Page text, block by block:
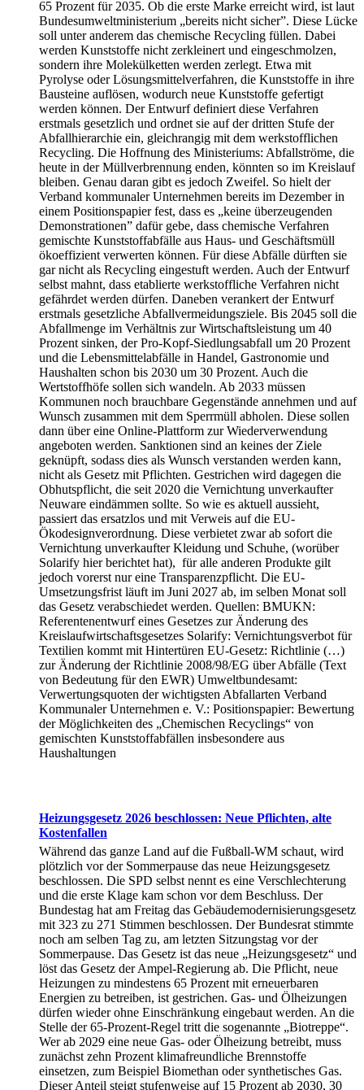
65 Prozent für 2035. Ob die erste Marke erreicht wird, ist laut
Bundesumweltministerium „bereits nicht sicher”. Diese Lücke
soll unter anderem das chemische Recycling füllen. Dabei
werden Kunststoffe nicht zerkleinert und eingeschmolzen,
sondern ihre Molekülketten werden zerlegt. Etwa mit
Pyrolyse oder Lösungsmittelverfahren, die Kunststoffe in ihre
Bausteine auflösen, wodurch neue Kunststoffe gefertigt
werden können. Der Entwurf definiert diese Verfahren
erstmals gesetzlich und ordnet sie auf der dritten Stufe der
Abfallhierarchie ein, gleichrangig mit dem werkstofflichen
Recycling. Die Hoffnung des Ministeriums: Abfallströme, die
heute in der Müllverbrennung enden, könnten so im Kreislauf
bleiben. Genau daran gibt es jedoch Zweifel. So hielt der
Verband kommunaler Unternehmen bereits im Dezember in
einem Positionspapier fest, dass es „keine überzeugenden
Demonstrationen” dafür gebe, dass chemische Verfahren
gemischte Kunststoffabfälle aus Haus- und Geschäftsmüll
ökoeffizient verwerten können. Für diese Abfälle dürften sie
gar nicht als Recycling eingestuft werden. Auch der Entwurf
selbst mahnt, dass etablierte werkstoffliche Verfahren nicht
gefährdet werden dürfen. Daneben verankert der Entwurf
erstmals gesetzliche Abfallvermeidungsziele. Bis 2045 soll die
Abfallmenge im Verhältnis zur Wirtschaftsleistung um 40
Prozent sinken, der Pro-Kopf-Siedlungsabfall um 20 Prozent
und die Lebensmittelabfälle in Handel, Gastronomie und
Haushalten schon bis 2030 um 30 Prozent. Auch die
Wertstoffhöfe sollen sich wandeln. Ab 2033 müssen
Kommunen noch brauchbare Gegenstände annehmen und auf
Wunsch zusammen mit dem Sperrmüll abholen. Diese sollen
dann über eine Online-Plattform zur Wiederverwendung
angeboten werden. Sanktionen sind an keines der Ziele
geknüpft, sodass dies als Wunsch verstanden werden kann,
nicht als Gesetz mit Pflichten. Gestrichen wird dagegen die
Obhutspflicht, die seit 2020 die Vernichtung unverkaufter
Neuware eindämmen sollte. So wie es aktuell aussieht,
passiert das ersatzlos und mit Verweis auf die EU-
Ökodesignverordnung. Diese verbietet zwar ab sofort die
Vernichtung unverkaufter Kleidung und Schuhe, (worüber
Solarify hier berichtet hat), für alle anderen Produkte gilt
jedoch vorerst nur eine Transparenzpflicht. Die EU-
Umsetzungsfrist läuft im Juni 2027 ab, im selben Monat soll
das Gesetz verabschiedet werden. Quellen: BMUKN:
Referentenentwurf eines Gesetzes zur Änderung des
Kreislaufwirtschaftsgesetzes Solarify: Vernichtungsverbot für
Textilien kommt mit Hintertüren EU-Gesetz: Richtlinie (…)
zur Änderung der Richtlinie 2008/98/EG über Abfälle (Text
von Bedeutung für den EWR) Umweltbundesamt:
Verwertungsquoten der wichtigsten Abfallarten Verband
Kommunaler Unternehmen e. V.: Positionspapier: Bewertung
der Möglichkeiten des „Chemischen Recyclings“ von
gemischten Kunststoffabfällen insbesondere aus
Haushaltungen
Heizungsgesetz 2026 beschlossen: Neue Pflichten, alte
Kostenfallen
Während das ganze Land auf die Fußball-WM schaut, wird
plötzlich vor der Sommerpause das neue Heizungsgesetz
beschlossen. Die SPD selbst nennt es eine Verschlechterung
und die erste Klage kam schon vor dem Beschluss. Der
Bundestag hat am Freitag das Gebäudemodernisierungsgesetz
mit 323 zu 271 Stimmen beschlossen. Der Bundesrat stimmte
noch am selben Tag zu, am letzten Sitzungstag vor der
Sommerpause. Das Gesetz ist das neue „Heizungsgesetz“ und
löst das Gesetz der Ampel-Regierung ab. Die Pflicht, neue
Heizungen zu mindestens 65 Prozent mit erneuerbaren
Energien zu betreiben, ist gestrichen. Gas- und Ölheizungen
dürfen wieder ohne Einschränkung eingebaut werden. An die
Stelle der 65-Prozent-Regel tritt die sogenannte „Biotreppe“.
Wer ab 2029 eine neue Gas- oder Ölheizung betreibt, muss
zunächst zehn Prozent klimafreundliche Brennstoffe
einsetzen, zum Beispiel Biomethan oder synthetisches Gas.
Dieser Anteil steigt stufenweise auf 15 Prozent ab 2030, 30